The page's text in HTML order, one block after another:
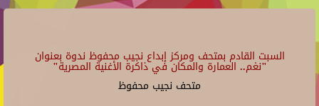
السبت القادم بمتحف ومركز إبداع نجيب محفوظ ندوة بعنوان
"نغم.. العمارة والمكان في ذاكرة الأغنية المصرية"
متحف نجيب محفوظ